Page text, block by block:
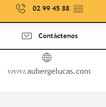
02 99 45 88 ▒▒
Contáctenos
www.aubergelucas.com